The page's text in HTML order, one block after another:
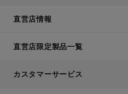
直営店情報
直営店限定製品一覧
カスタマーサービス